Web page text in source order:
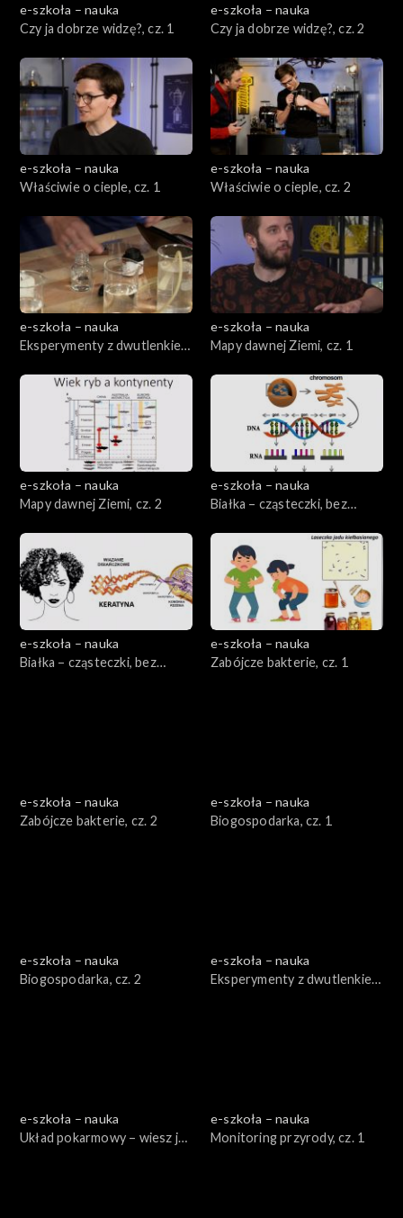
e-szkoła – nauka
Czy ja dobrze widzę?, cz. 1
e-szkoła – nauka
Czy ja dobrze widzę?, cz. 2
e-szkoła – nauka
Właściwie o cieple, cz. 1
e-szkoła – nauka
Właściwie o cieple, cz. 2
e-szkoła – nauka
Eksperymenty z dwutlenkiem
e-szkoła – nauka
Mapy dawnej Ziemi, cz. 1
e-szkoła – nauka
Mapy dawnej Ziemi, cz. 2
e-szkoła – nauka
Białka – cząsteczki, bez
e-szkoła – nauka
Białka – cząsteczki, bez
e-szkoła – nauka
Zabójcze bakterie, cz. 1
e-szkoła – nauka
Zabójcze bakterie, cz. 2
e-szkoła – nauka
Biogospodarka, cz. 1
e-szkoła – nauka
Biogospodarka, cz. 2
e-szkoła – nauka
Eksperymenty z dwutlenkiem
e-szkoła – nauka
Układ pokarmowy – wiesz jak
e-szkoła – nauka
Monitoring przyrody, cz. 1